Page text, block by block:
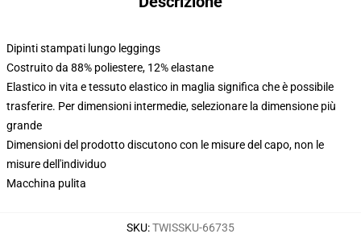
Dipinti stampati lungo leggings
Costruito da 88% poliestere, 12% elastane
Elastico in vita e tessuto elastico in maglia significa che è possibile
trasferire. Per dimensioni intermedie, selezionare la dimensione più
grande
Dimensioni del prodotto discutono con le misure del capo, non le
misure dell'individuo
Macchina pulita
SKU:TWISSKU-66735